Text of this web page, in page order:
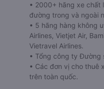
• 2000+ hãng xe
đường trong và ngoài
• 5 hãng hàng không
Airlines, Vietjet Air,
Vietravel Airlines.
• Tổng công ty Đường
• Các đơn vị cho thuê
trên toàn quốc.